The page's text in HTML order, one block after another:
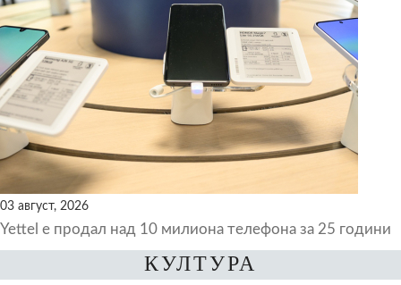
03 август, 2026
Yettel е продал над 10 милиона телефона за 25 години
КУЛТУРА